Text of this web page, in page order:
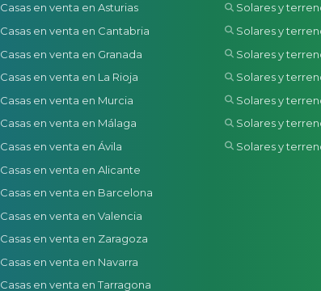
Casas en venta en Asturias
Casas en venta en Cantabria
Casas en venta en Granada
Casas en venta en La Rioja
Casas en venta en Murcia
Casas en venta en Málaga
Casas en venta en Ávila
Casas en venta en Alicante
Casas en venta en Barcelona
Casas en venta en Valencia
Casas en venta en Zaragoza
Casas en venta en Navarra
Casas en venta en Tarragona
Solares y
Solares y
Solares y
Solares y
Solares y
Solares y
Solares y